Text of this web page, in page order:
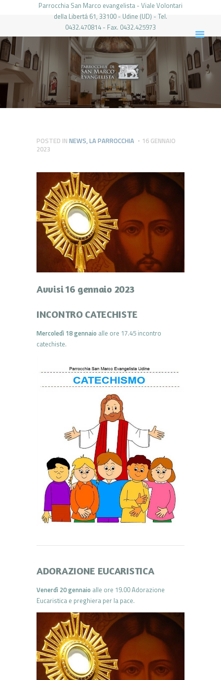
Parrocchia San Marco evangelista - Viale Volontari
della Libertá 61, 33100 - Udine (UD) - Tel.
0432.470814 - Fax. 0432.425973
PARROCCHIA DI SAN MARCO UDINE
HOME
LA PARROCCHIA
IL PARROCO
LE ATTIVITÀ
PIERABECH
FOTO E VIDEO
CONTATTI
LOGIN
POSTED IN NEWS,LA PARROCCHIA
16 GENNAIO
2023
Avvisi 16 gennaio 2023
INCONTRO CATECHISTE
Mercoledì 18 gennaio alle ore 17.45 incontro
catechiste.
ADORAZIONE EUCARISTICA
Venerdì 20 gennaio alle ore 19.00 Adorazione
Eucaristica e preghiera per la pace.